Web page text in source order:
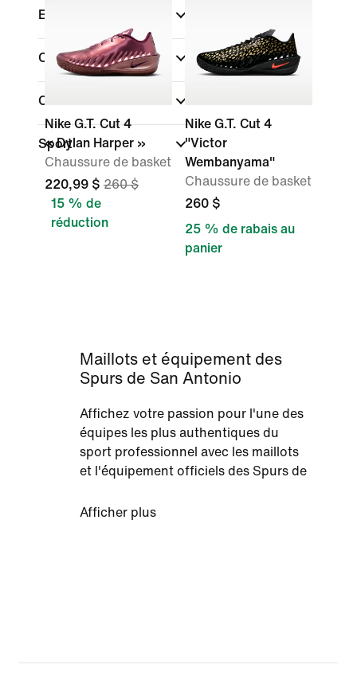
Enfant
Couleur
Collections
Sport
Nike G.T. Cut 4
« Dylan Harper »
Chaussure de basket
220,99 $ 260 $
15 % de
réduction
Nike G.T. Cut 4
"Victor
Wembanyama"
Chaussure de basket
260 $
25 % de rabais au
panier
Maillots et équipement des
Spurs de San Antonio
Affichez votre passion pour l'une des
équipes les plus authentiques du
sport professionnel avec les maillots
et l'équipement officiels des Spurs de
franchises les plus disciplinées et
coloris variés, et trouvez le modèle qui
Afficher plus